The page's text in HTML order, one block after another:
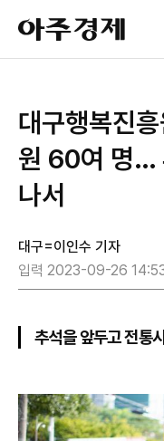
아
주
경
대구행복진
원 60여 명…
나서
대구=이인수 기자
입력 2023-09-26
추석을 앞두고 전통